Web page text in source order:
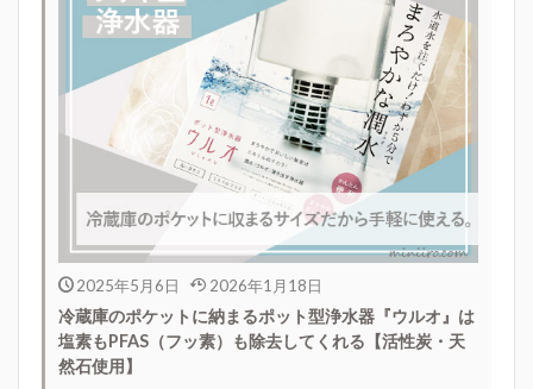
2025年5月6日 2026年1月18日
冷蔵庫のポケットに納まるポット型浄水器『ウルオ』は
塩素もPFAS（フッ素）も除去してくれる【活性炭・天
然石使用】